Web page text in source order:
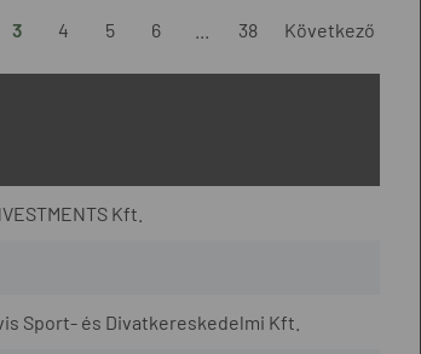
3 4 5 6 38 Következő
Kft.
Sport- és Divatkereskedelmi Kft.